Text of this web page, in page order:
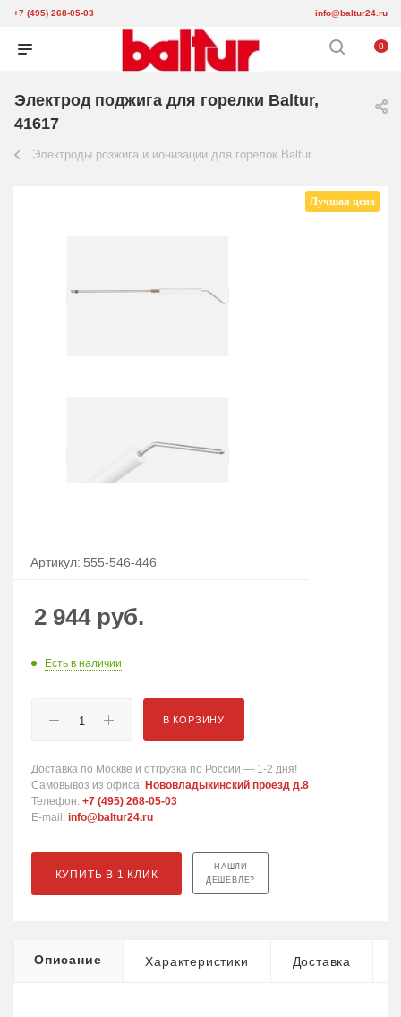
+7 (495) 268-05-03 info@baltur24.ru
0
Электрод поджига для горелки Baltur,
41617
Электроды розжига и ионизации для горелок Baltur
Лучшая цена
Артикул: 555-546-446
2 944руб.
Есть в наличии
В КОРЗИНУ
Доставка по Москве и отгрузка по России — 1-2 дня!
Самовывоз из офиса: Нововладыкинский проезд д.8
Телефон: +7 (495) 268-05-03
E-mail: info@baltur24.ru
КУПИТЬ В 1 КЛИК
НАШЛИ
ДЕШЕВЛЕ?
Описание Характеристики Доставка